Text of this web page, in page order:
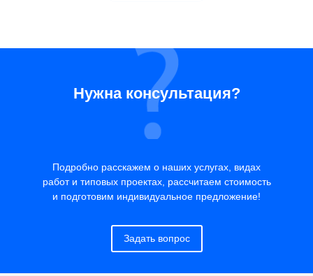
Нужна консультация?
Подробно расскажем о наших услугах, видах
работ и типовых проектах, рассчитаем стоимость
и подготовим индивидуальное предложение!
Задать вопрос